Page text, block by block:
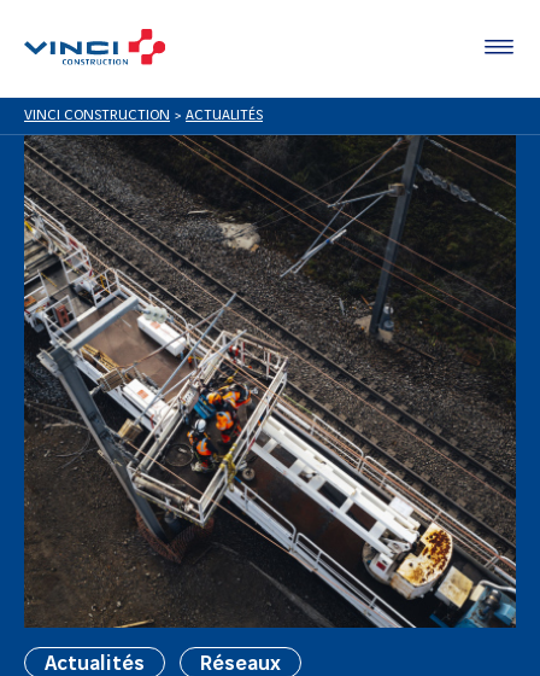
VINCI CONSTRUCTION > ACTUALITÉS
Actualités Réseaux